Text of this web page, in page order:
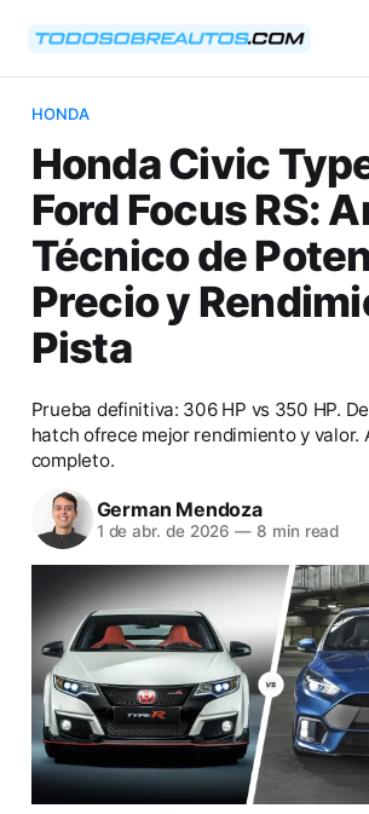
HONDA
Honda Civic
Ford Focus RS:
Técnico de
Precio y
Pista
Prueba definitiva: 306 HP vs 350 HP.
hatch ofrece mejor rendimiento y valor.
completo.
German Mendoza
1 de abr. de 2026 — 8 min read